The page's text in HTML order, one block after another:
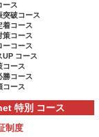
ース
突破コース
着コース
策コース
ーコース
UP コース
コース
勝コース
コース
特別 コース
制度